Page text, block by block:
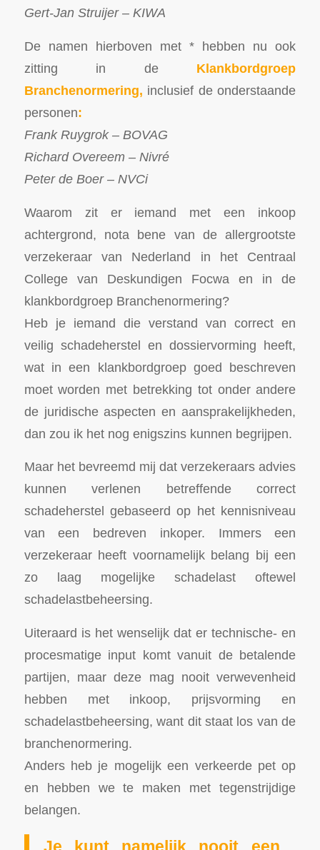
Gert-Jan Struijer – KIWA
De namen hierboven met * hebben nu ook
zitting in de Klankbordgroep
Branchenormering, inclusief de onderstaande
personen:
Frank Ruygrok – BOVAG
Richard Overeem – Nivré
Peter de Boer – NVCi
Waarom zit er iemand met een inkoop
achtergrond, nota bene van de allergrootste
verzekeraar van Nederland in het Centraal
College van Deskundigen Focwa en in de
klankbordgroep Branchenormering?
Heb je iemand die verstand van correct en
veilig schadeherstel en dossiervorming heeft,
wat in een klankbordgroep goed beschreven
moet worden met betrekking tot onder andere
de juridische aspecten en aansprakelijkheden,
dan zou ik het nog enigszins kunnen begrijpen.
Maar het bevreemd mij dat verzekeraars advies
kunnen verlenen betreffende correct
schadeherstel gebaseerd op het kennisniveau
van een bedreven inkoper. Immers een
verzekeraar heeft voornamelijk belang bij een
zo laag mogelijke schadelast oftewel
schadelastbeheersing.
Uiteraard is het wenselijk dat er technische- en
procesmatige input komt vanuit de betalende
partijen, maar deze mag nooit verwevenheid
hebben met inkoop, prijsvorming en
schadelastbeheersing, want dit staat los van de
branchenormering.
Anders heb je mogelijk een verkeerde pet op
en hebben we te maken met tegenstrijdige
belangen.